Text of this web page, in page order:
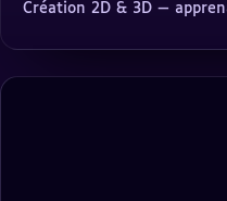
Création 2D & 3D —